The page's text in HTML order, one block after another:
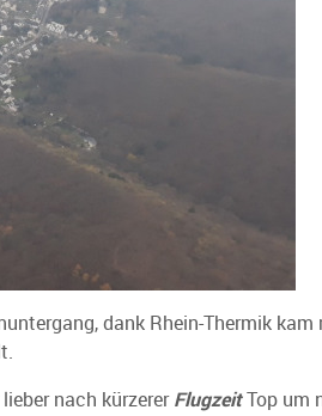
dank Rhein-Thermik
nach kürzerer FlugzeitTop um